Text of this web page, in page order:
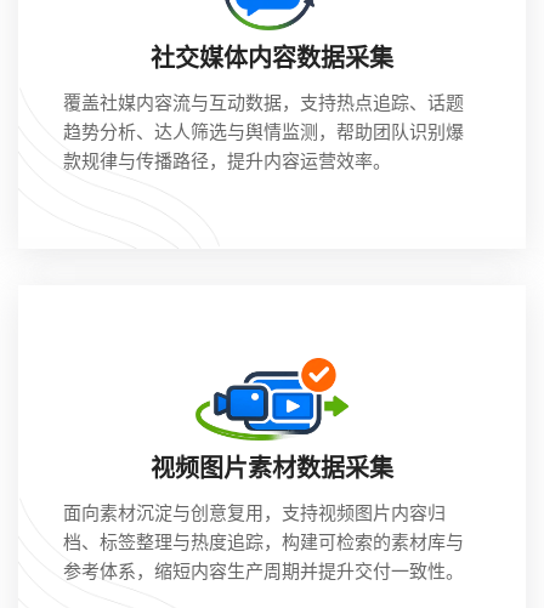
社交媒体内容数据采集
覆盖社媒内容流与互动数据，支持热点追踪、话题
趋势分析、达人筛选与舆情监测，帮助团队识别爆
款规律与传播路径，提升内容运营效率。
视频图片素材数据采集
面向素材沉淀与创意复用，支持视频图片内容归
档、标签整理与热度追踪，构建可检索的素材库与
参考体系，缩短内容生产周期并提升交付一致性。